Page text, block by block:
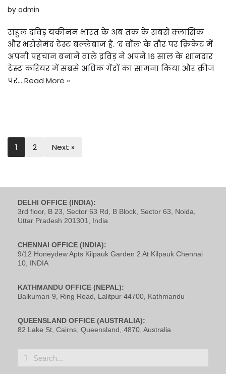
by admin
राहुल द्रविड़ यकीनन भारत के अब तक के सबसे क्लासिक
और भरोसेमंद टेस्ट बल्लेबाज हैं. ‘द वॉल’ के तौर पर क्रिकेट में
अपनी पहचान बनाने वाले द्रविड़ ने अपने 16 साल के शानदार
टेस्ट करियर में सबसे अधिक गेंदों का सामना किया और क्रीज
पर… Read More »
1 2 Next »
DELHI OFFICE (INDIA):
3rd floor, B 23, Sector 63 Rd, B Block, Sector 63, Noida,
Uttar Pradesh 201301, India
CHENNAI OFFICE (INDIA):
9/12 Honeydew Apts Kilpauk Garden 2 At Kilpauk Chennai
10, INDIA
KATHMANDU OFFICE (NEPAL):
Balkumari-9, Ring Road, Lalitpur 44700, Kathmandu
QUEENSLAND OFFICE (AUSTRALIA):
82 Lake St, Cairns, Queensland, 4870, Australia